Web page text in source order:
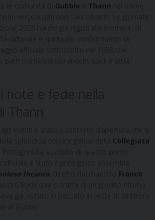
le comunità di Gubbio Thann nel nome
verso il patrono sant’Ubaldo. Le giornate
2026 hanno già registrato momenti di
culturale e spirituale, confermando la
ufficiale sottoscritto nel 1958 che
d’amicizia più antichi, saldi e attivi
note e fede nella
Thann
agli eventi è stato il concerto d’apertura che si
splendida cornice gotica della Collegiata
. Protagonista assoluto di questo primo
è stato il prestigioso ensemble
Incanto , diretto dal maestro Franco
Radicchia si tratta di un gradito ritorno
già visitato in passato in veste di direttore
di Gubbio